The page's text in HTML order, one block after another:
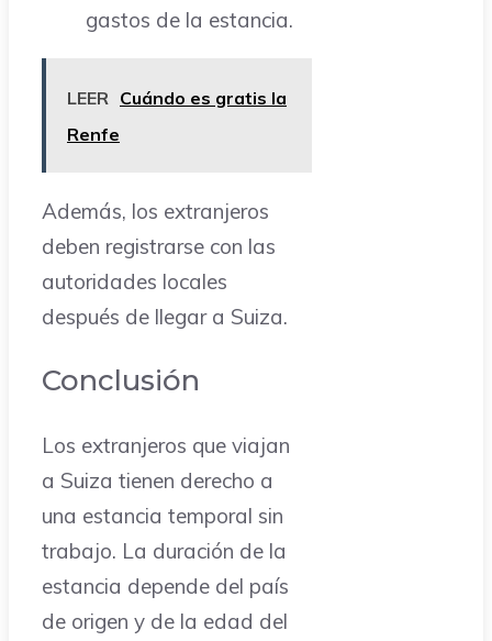
gastos de la estancia.
LEER Cuándo es gratis la
Renfe
Además, los extranjeros
deben registrarse con las
autoridades locales
después de llegar a Suiza.
Conclusión
Los extranjeros que viajan
a Suiza tienen derecho a
una estancia temporal sin
trabajo. La duración de la
estancia depende del país
de origen y de la edad del